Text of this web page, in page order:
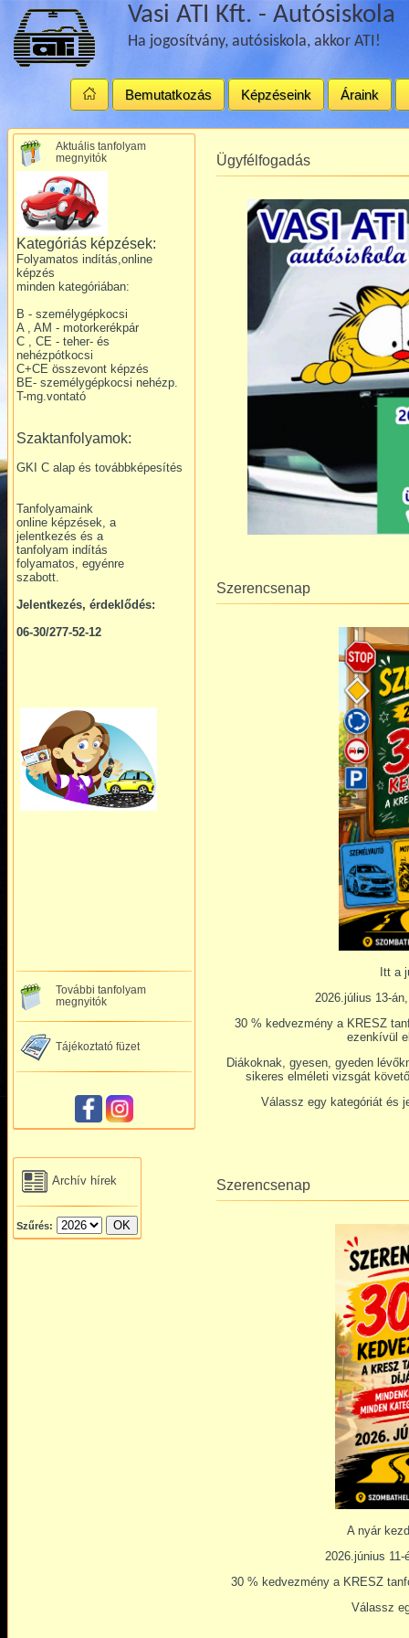
Vasi ATI Kft. - Autósiskola
Ha jogosítvány, autósiskola, akkor ATI!
Bemutatkozás Képzéseink Áraink
Aktuális tanfolyam
megnyitók
Kategóriás képzések:
Folyamatos indítás,online
képzés
minden kategóriában:
B - személygépkocsi
A , AM - motorkerékpár
C , CE - teher- és
nehézpótkocsi
C+CE összevont képzés
BE- személygépkocsi nehézp.
T-mg.vontató
Szaktanfolyamok:
GKI C alap és továbbképesítés
Tanfolyamaink
online képzések, a
jelentkezés és a
tanfolyam indítás
folyamatos, egyénre
szabott.
Jelentkezés, érdeklődés:
06-30/277-52-12
További tanfolyam
megnyitók
Tájékoztató füzet
Archív hírek
Szűrés:
Ügyfélfogadás
Szerencsenap
Itt a
2026.július 13-
30 % kedvezmény a KRESZ
ezenkívül
Diákoknak, gyesen, gyeden
sikeres elméleti vizsgát
Válassz egy kategóriát és
Szerencsenap
A nyár
2026.június
30 % kedvezmény a KRESZ
Válassz